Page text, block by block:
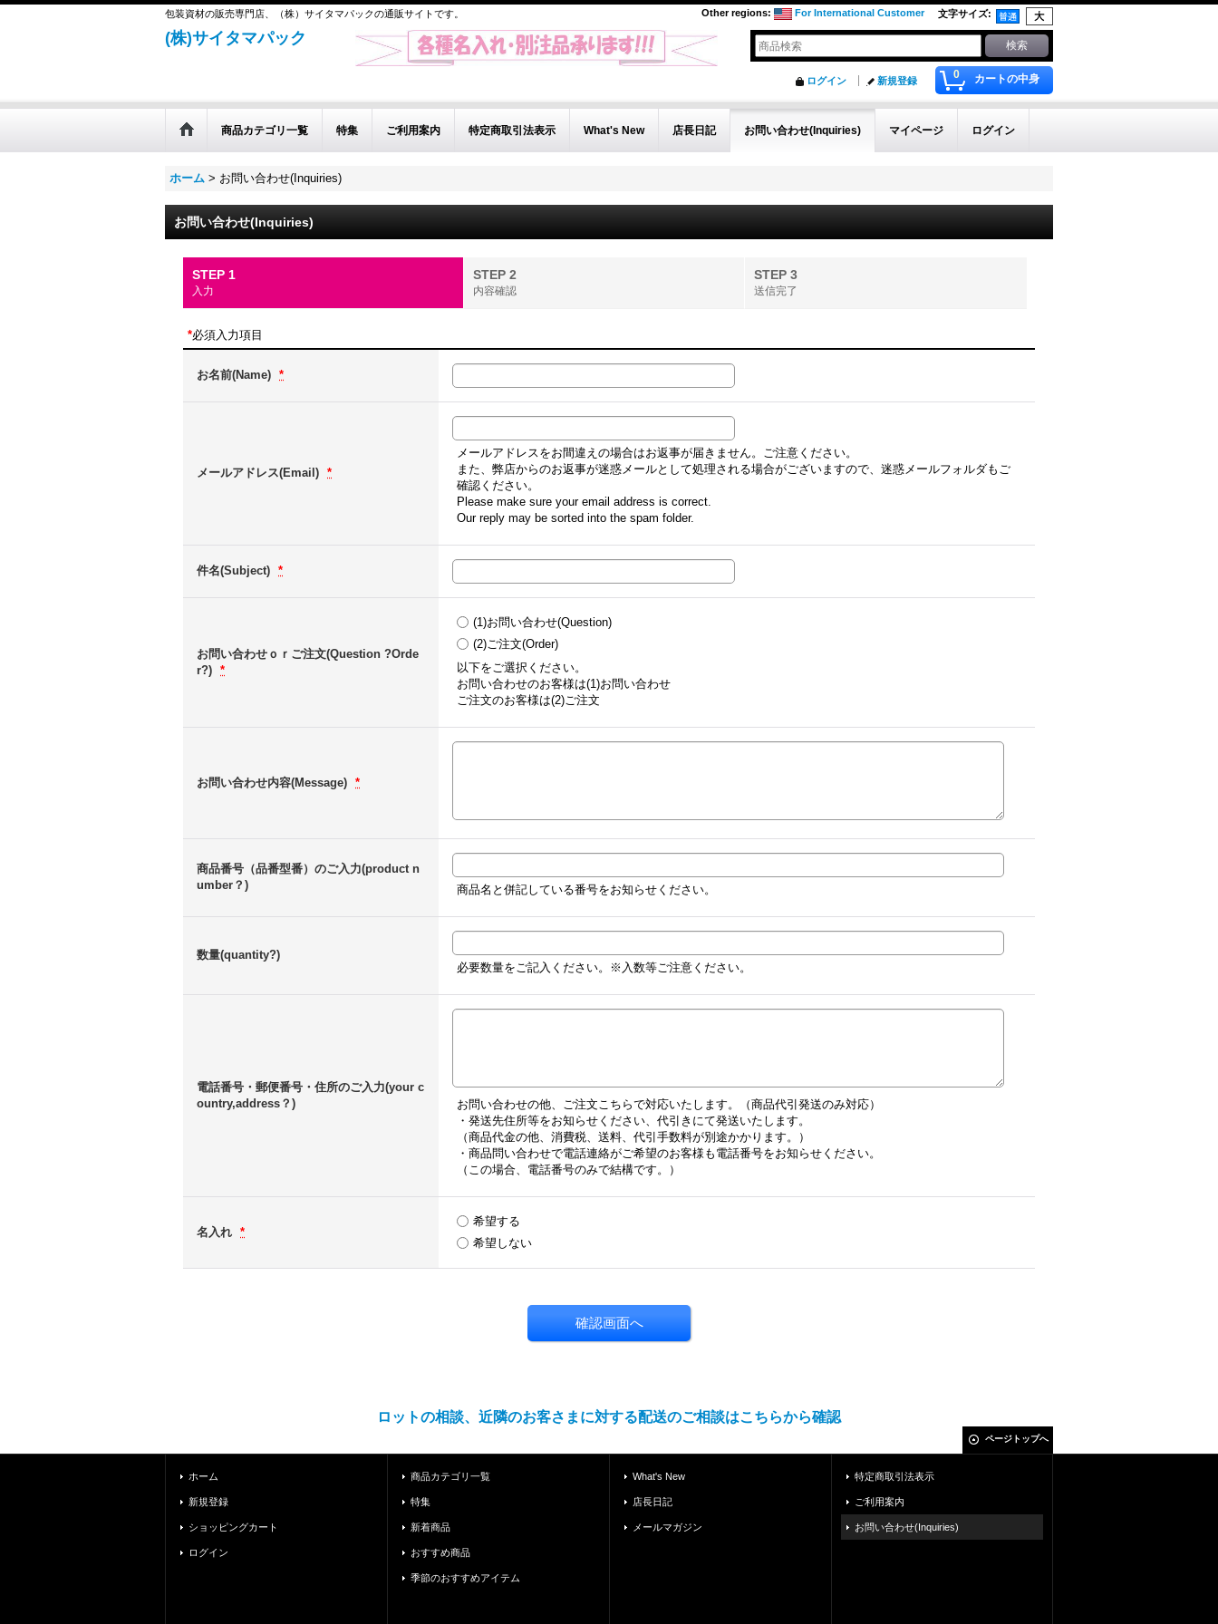
包装資材の販売専門店、（株）サイタマパックの通販サイトです。 文字サイズ:
Other regions: For International Customer
(株)サイタマパック
0 カートの中身
ログイン 新規登録
商品カテゴリ一覧 特集 ご利用案内 特定商取引法表示 What's New 店長日記 お問い合わせ(Inquiries) マイページ ログイン
ホーム > お問い合わせ(Inquiries)
お問い合わせ(Inquiries)
STEP 1
入力
STEP 2
内容確認
STEP 3
送信完了
*必須入力項目
お名前(Name) *
メールアドレス(Email) *
メールアドレスをお間違えの場合はお返事が届きません。ご注意ください。
また、弊店からのお返事が迷惑メールとして処理される場合がございますので、迷惑メールフォルダもご
確認ください。
Please make sure your email address is correct.
Our reply may be sorted into the spam folder.
件名(Subject) *
お問い合わせｏｒご注文(Question ?Orde
r?) *
(1)お問い合わせ(Question)
(2)ご注文(Order)
以下をご選択ください。
お問い合わせのお客様は(1)お問い合わせ
ご注文のお客様は(2)ご注文
お問い合わせ内容(Message) *
商品番号（品番型番）のご入力(product n
umber？)
商品名と併記している番号をお知らせください。
数量(quantity?)
必要数量をご記入ください。※入数等ご注意ください。
電話番号・郵便番号・住所のご入力(your c
ountry,address？)
お問い合わせの他、ご注文こちらで対応いたします。（商品代引発送のみ対応）
・発送先住所等をお知らせください、代引きにて発送いたします。
（商品代金の他、消費税、送料、代引手数料が別途かかります。）
・商品問い合わせで電話連絡がご希望のお客様も電話番号をお知らせください。
（この場合、電話番号のみで結構です。）
名入れ *
希望する
希望しない
ロットの相談、近隣のお客さまに対する配送のご相談はこちらから確認
ページトップへ
ホーム
新規登録
ショッピングカート
ログイン
商品カテゴリ一覧
特集
新着商品
おすすめ商品
季節のおすすめアイテム
What's New
店長日記
メールマガジン
特定商取引法表示
ご利用案内
お問い合わせ(Inquiries)